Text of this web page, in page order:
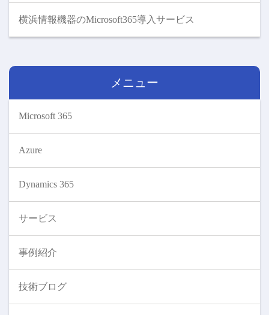
横浜情報機器のMicrosoft365導入サービス
メニュー
Microsoft 365
Azure
Dynamics 365
サービス
事例紹介
技術ブログ